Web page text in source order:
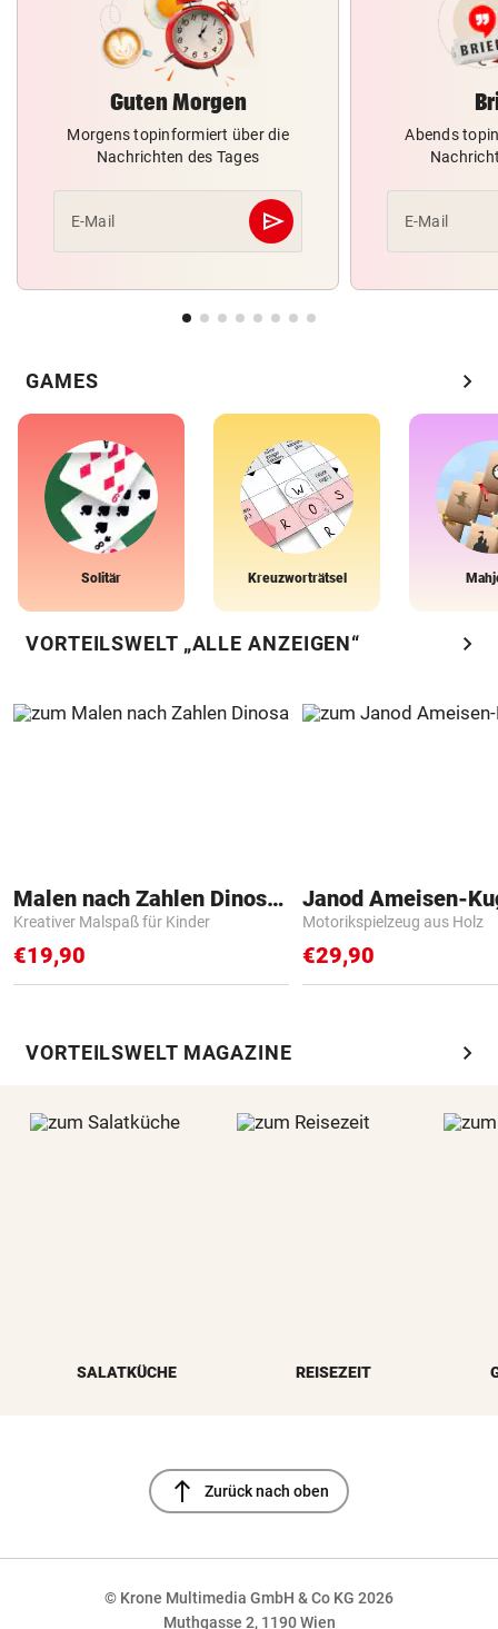
Guten Morgen
Morgens topinformiert über die
Nachrichten des Tages
E-Mail send
Abschicken
Abends
E-Mail
GAMES chevron_right
Solitär Kreuzworträtsel
VORTEILSWELT „ALLE ANZEIGEN“ chevron_right
Malen nach Zahlen Dinosaurier
Kreativer Malspaß für Kinder
€19,90
Janod Ameisen-
Motorikspielzeug aus Holz
€29,90
VORTEILSWELT MAGAZINE chevron_right
SALATKÜCHE REISEZEIT
north Zurück nach oben
© Krone Multimedia GmbH & Co KG 2026
Muthgasse 2, 1190 Wien